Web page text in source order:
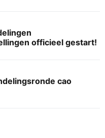
officieel gestart!
cao